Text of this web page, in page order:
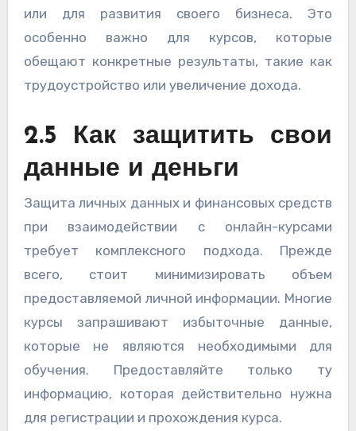
или для развития своего бизнеса. Это
особенно важно для курсов, которые
обещают конкретные результаты, такие как
трудоустройство или увеличение дохода.
2.5 Как защитить свои
данные и деньги
Защита личных данных и финансовых средств
при взаимодействии с онлайн-курсами
требует комплексного подхода. Прежде
всего, стоит минимизировать объем
предоставляемой личной информации. Многие
курсы запрашивают избыточные данные,
которые не являются необходимыми для
обучения. Предоставляйте только ту
информацию, которая действительно нужна
для регистрации и прохождения курса.